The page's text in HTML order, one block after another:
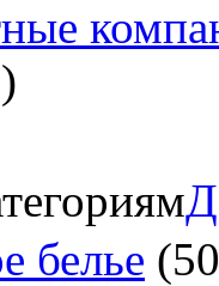
белье